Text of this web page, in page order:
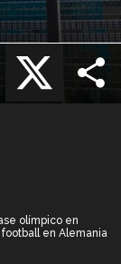
X
Facebook
olímpico en
en Alemania